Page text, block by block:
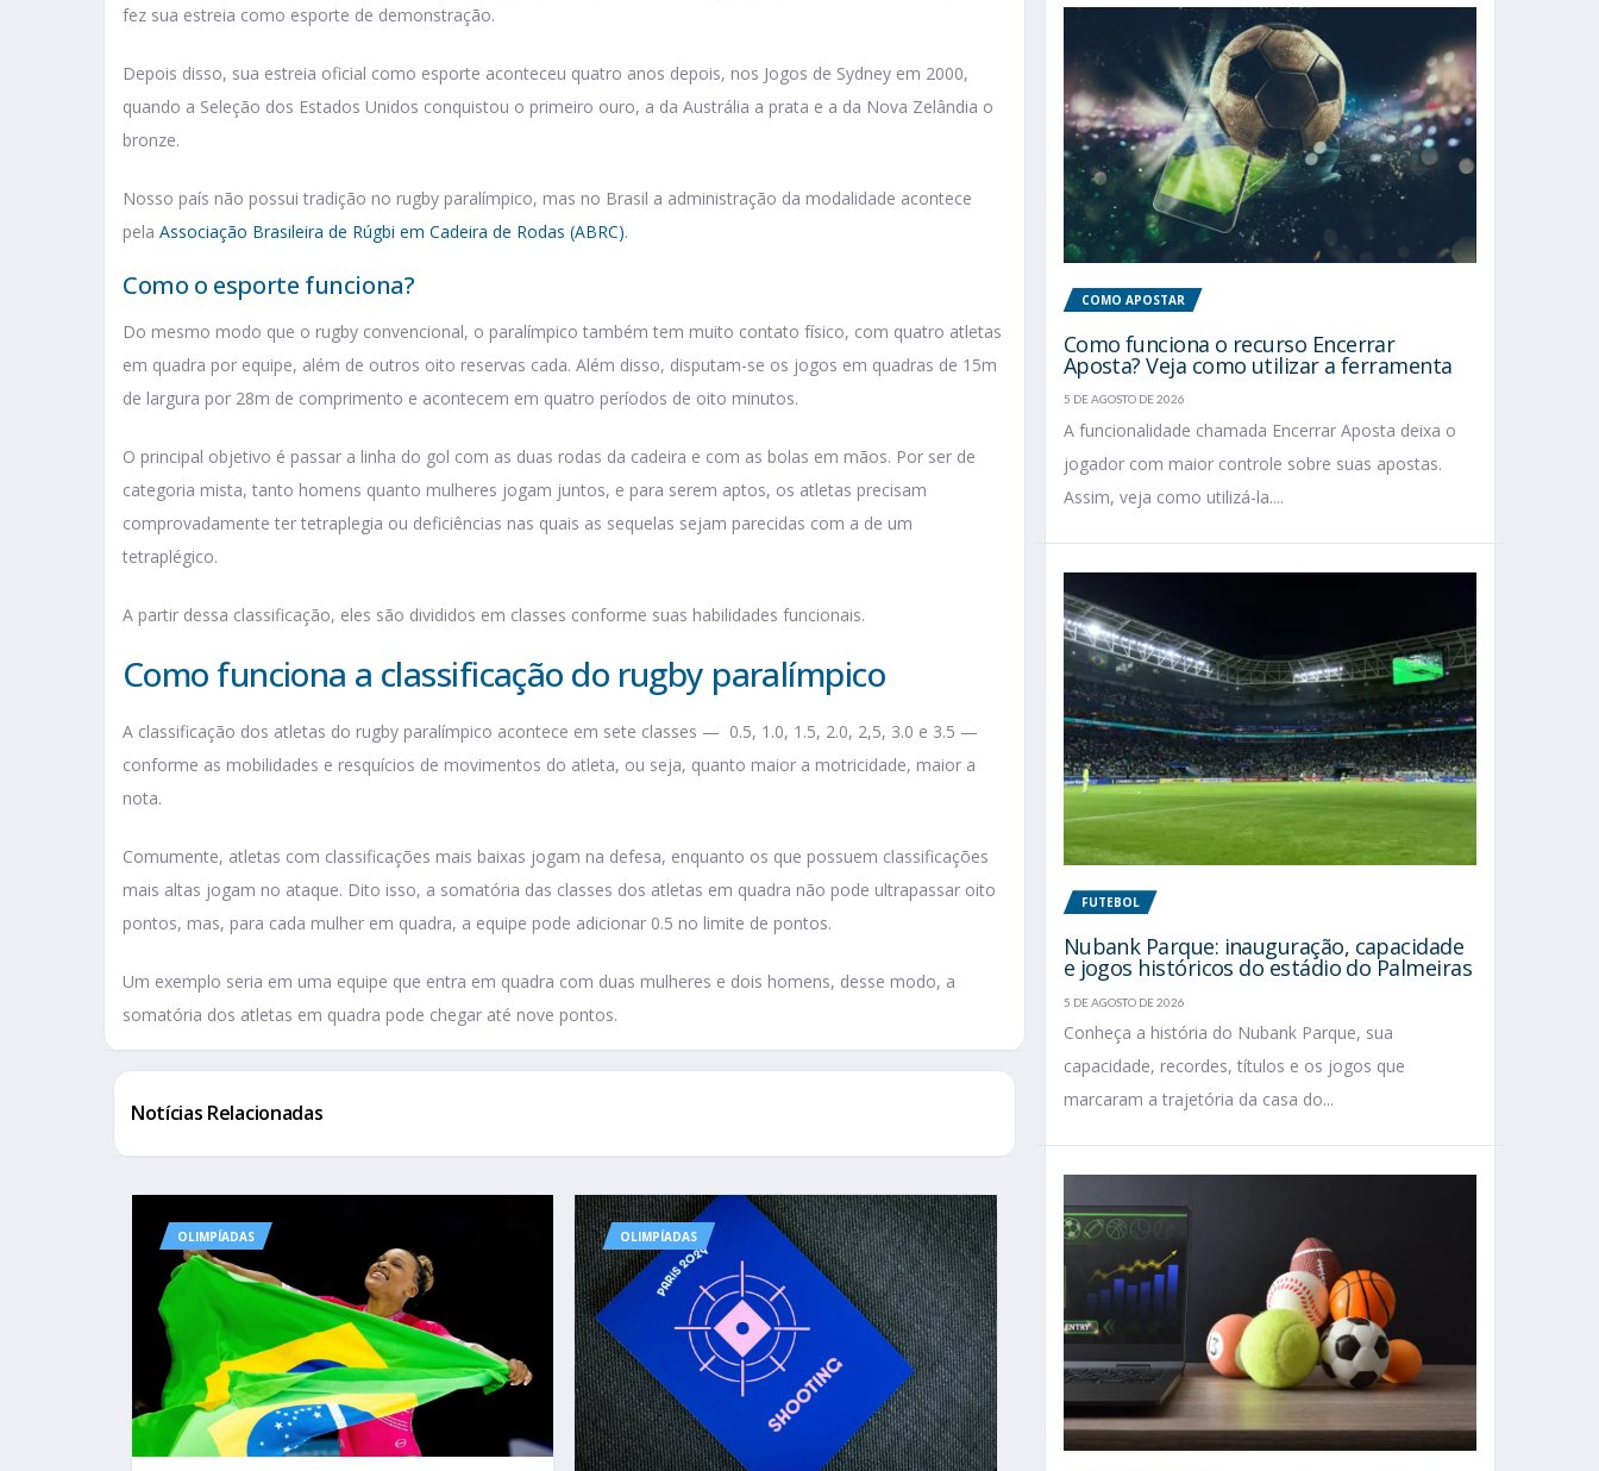
fez sua estreia como esporte de demonstração.
Depois disso, sua estreia oficial como esporte aconteceu quatro anos depois, nos Jogos de Sydney em 2000,
quando a Seleção dos Estados Unidos conquistou o primeiro ouro, a da Austrália a prata e a da Nova Zelândia o
bronze.
Nosso país não possui tradição no rugby paralímpico, mas no Brasil a administração da modalidade acontece
pela Associação Brasileira de Rúgbi em Cadeira de Rodas (ABRC).
Como o esporte funciona?
Do mesmo modo que o rugby convencional, o paralímpico também tem muito contato físico, com quatro atletas
em quadra por equipe, além de outros oito reservas cada. Além disso, disputam-se os jogos em quadras de 15m
de largura por 28m de comprimento e acontecem em quatro períodos de oito minutos.
O principal objetivo é passar a linha do gol com as duas rodas da cadeira e com as bolas em mãos. Por ser de
categoria mista, tanto homens quanto mulheres jogam juntos, e para serem aptos, os atletas precisam
comprovadamente ter tetraplegia ou deficiências nas quais as sequelas sejam parecidas com a de um
tetraplégico.
A partir dessa classificação, eles são divididos em classes conforme suas habilidades funcionais.
Como funciona a classificação do rugby paralímpico
A classificação dos atletas do rugby paralímpico acontece em sete classes — 0.5, 1.0, 1.5, 2.0, 2,5, 3.0 e 3.5 —
conforme as mobilidades e resquícios de movimentos do atleta, ou seja, quanto maior a motricidade, maior a
nota.
Comumente, atletas com classificações mais baixas jogam na defesa, enquanto os que possuem classificações
mais altas jogam no ataque. Dito isso, a somatória das classes dos atletas em quadra não pode ultrapassar oito
pontos, mas, para cada mulher em quadra, a equipe pode adicionar 0.5 no limite de pontos.
Um exemplo seria em uma equipe que entra em quadra com duas mulheres e dois homens, desse modo, a
somatória dos atletas em quadra pode chegar até nove pontos.
Notícias Relacionadas
OLIMPÍADAS OLIMPÍADAS
COMO APOSTAR
Como funciona o recurso Encerrar
Aposta? Veja como utilizar a ferramenta
5 DE AGOSTO DE 2026
A funcionalidade chamada Encerrar Aposta deixa o
jogador com maior controle sobre suas apostas.
Assim, veja como utilizá-la....
FUTEBOL
Nubank Parque: inauguração, capacidade
e jogos históricos do estádio do Palmeiras
5 DE AGOSTO DE 2026
Conheça a história do Nubank Parque, sua
capacidade, recordes, títulos e os jogos que
marcaram a trajetória da casa do...